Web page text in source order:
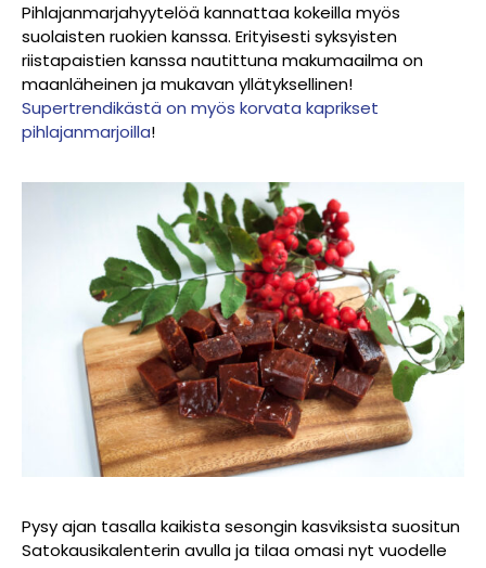
Pihlajanmarjahyytelöä kannattaa kokeilla myös
suolaisten ruokien kanssa. Erityisesti syksyisten
riistapaistien kanssa nautittuna makumaailma on
maanläheinen ja mukavan yllätyksellinen!
Supertrendikästä on myös korvata kaprikset
pihlajanmarjoilla!
Pysy ajan tasalla kaikista sesongin kasviksista suositun
Satokausikalenterin avulla ja tilaa omasi nyt vuodelle